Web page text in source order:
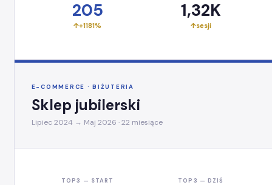
205
+1181%
1,32K
sesji
E-COMMERCE · BIŻUTERIA
Sklep jubilerski
Lipiec 2024 → Maj 2026 · 22 miesiące
TOP3 — START TOP3 — DZIŚ